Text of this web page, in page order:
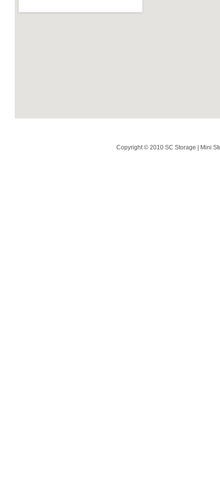
Copyright © 2010 SC Storage | Mini